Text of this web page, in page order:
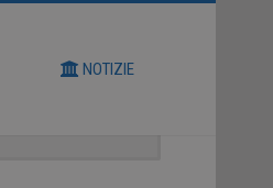
NOTIZIE